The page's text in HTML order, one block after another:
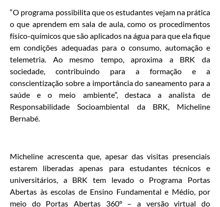
“O programa possibilita que os estudantes vejam na prática
o que aprendem em sala de aula, como os procedimentos
físico-químicos que são aplicados na água para que ela fique
em condições adequadas para o consumo, automação e
telemetria. Ao mesmo tempo, aproxima a BRK da
sociedade, contribuindo para a formação e a
conscientização sobre a importância do saneamento para a
saúde e o meio ambiente”, destaca a analista de
Responsabilidade Socioambiental da BRK, Micheline
Bernabé.
Micheline acrescenta que, apesar das visitas presenciais
estarem liberadas apenas para estudantes técnicos e
universitários, a BRK tem levado o Programa Portas
Abertas às escolas de Ensino Fundamental e Médio, por
meio do Portas Abertas 360º – a versão virtual do